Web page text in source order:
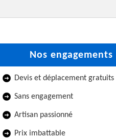
Nos engagements
Devis et déplacement gratuits
Sans engagement
Artisan passionné
Prix imbattable